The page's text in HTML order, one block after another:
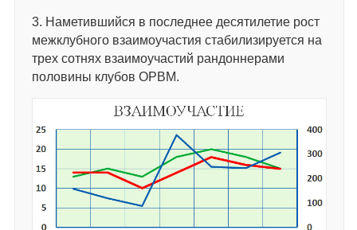
3. Наметившийся в последнее десятилетие рост
межклубного взаимоучастия стабилизируется на
трех сотнях взаимоучастий рандоннерами
половины клубов ОРВМ.